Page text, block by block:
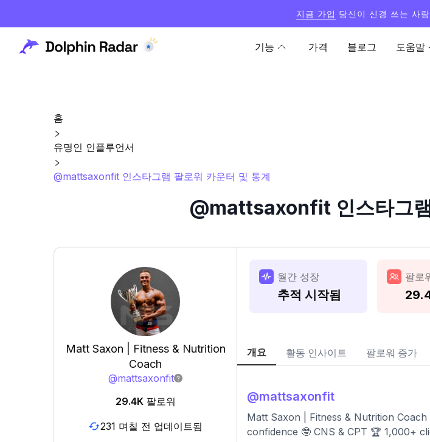
지금 가입 당신이 신경 쓰는 사
기능 가격 블로그 도움말
홈
유명인 인플루언서
@mattsaxonfit 인스타그램 팔로워 카운터 및 통계
@mattsaxonfit 인스타그
Matt Saxon | Fitness & Nutrition
Coach
@mattsaxonfit
29.4K 팔로워
231 며칠 전 업데이트됨
월간 성장
추적 시작됨
팔로
개요 활동 인사이트 팔로워 증가
@mattsaxonfit
Matt Saxon | Fitness & Nutrition
confidence 🤓 CNS & CPT 🏆 1,000+